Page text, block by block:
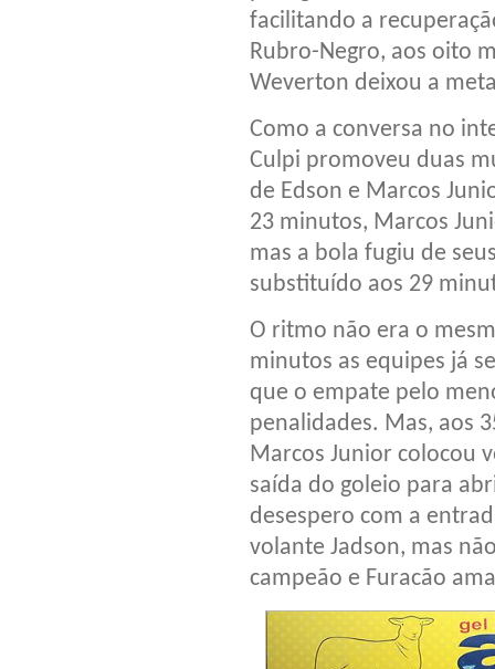
facilitando a
Rubro-Negro, aos oito
Weverton deixou a
Como a conversa no
Culpi promoveu duas
de Edson e Marcos
23 minutos, Marcos
mas a bola fugiu de
substituído aos 29
O ritmo não era o
minutos as equipes já
que o empate pelo
penalidades. Mas, aos
Marcos Junior colocou
saída do goleio para
desespero com a
volante Jadson, mas
campeão e Furacão